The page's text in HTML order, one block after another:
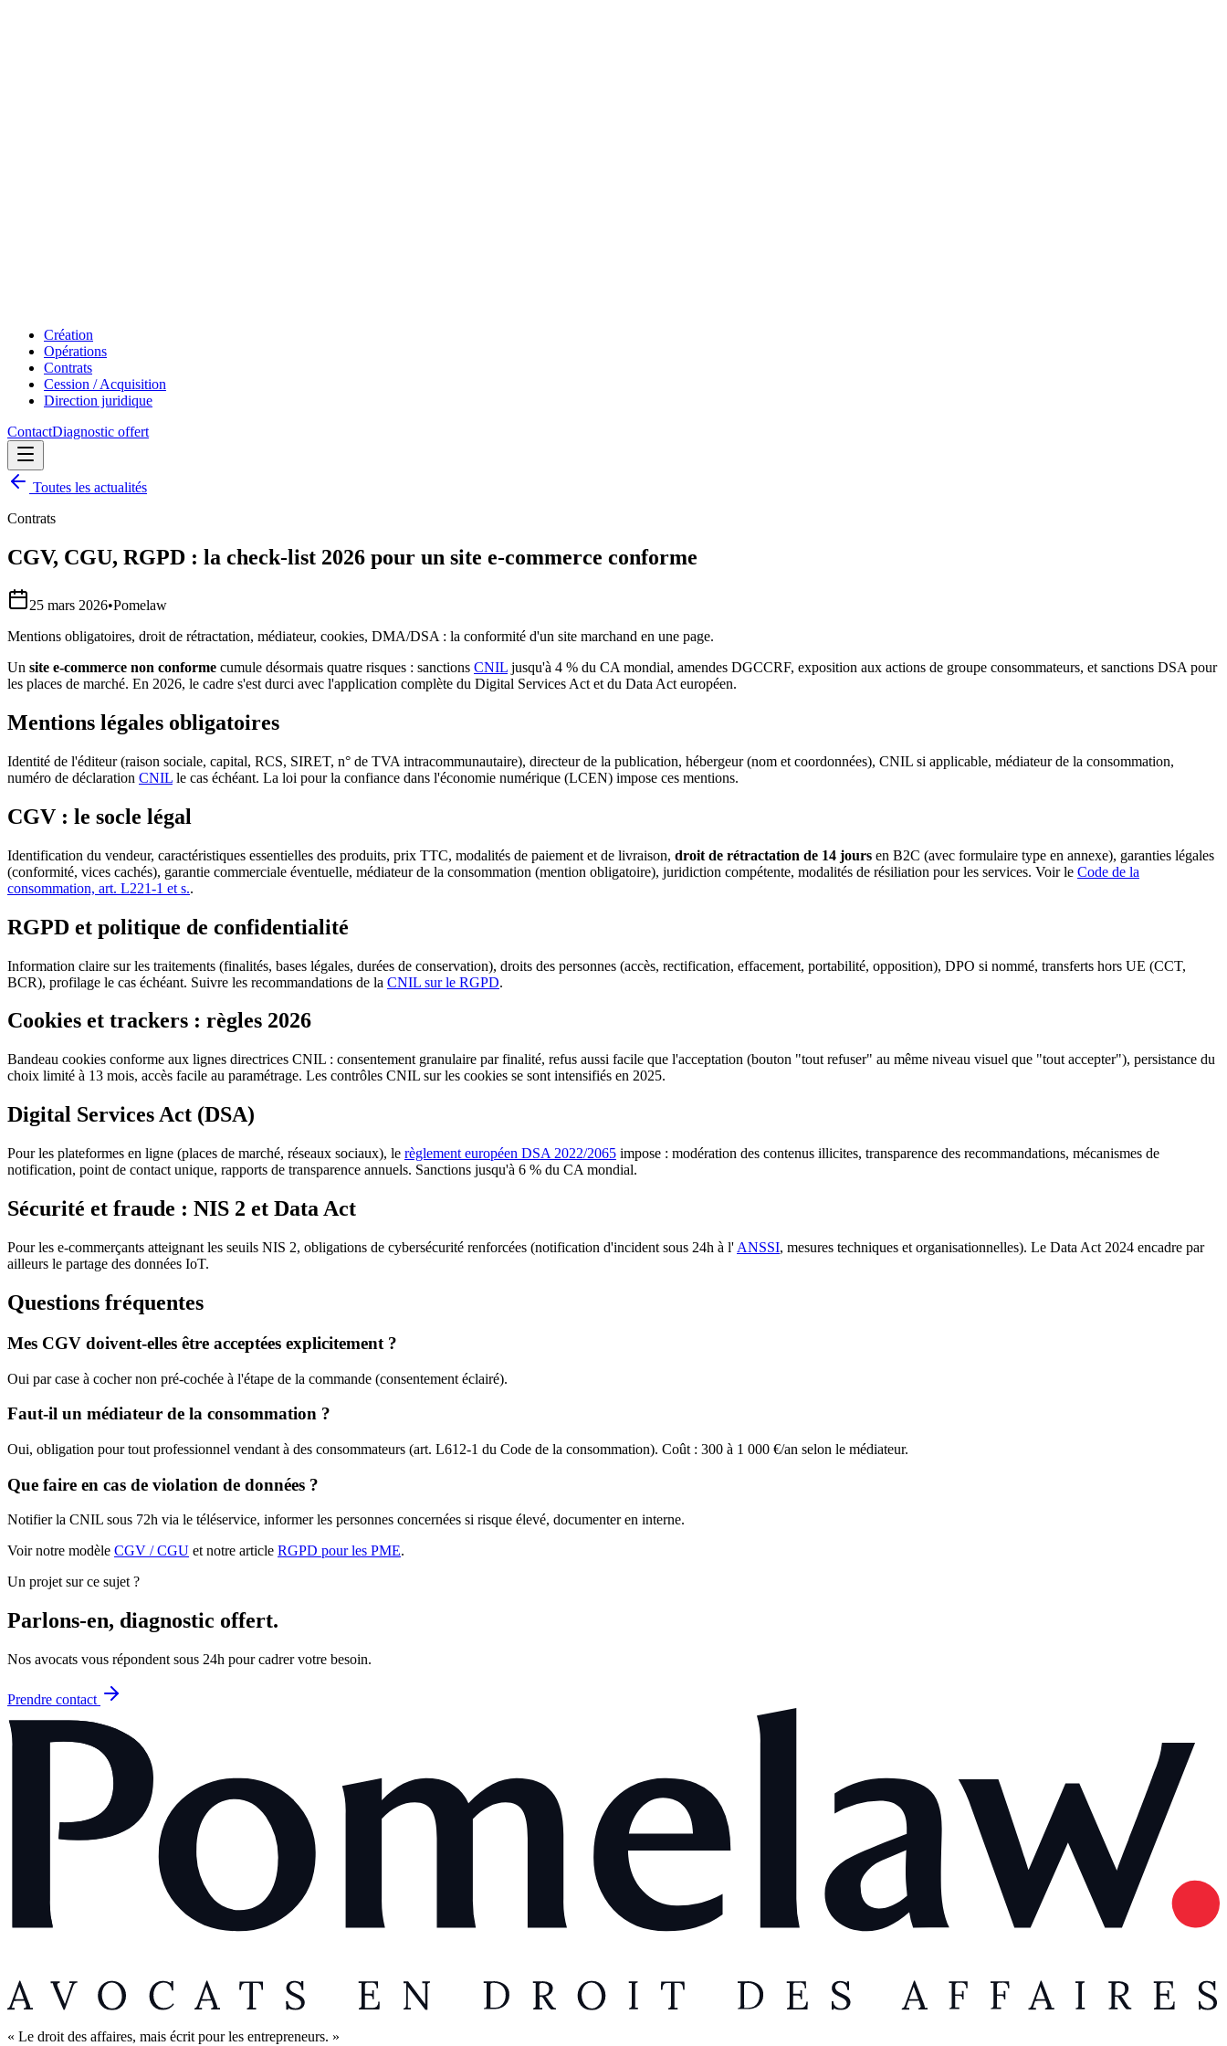
Création
Opérations
Contrats
Cession / Acquisition
Direction juridique
ContactDiagnostic offert
Toutes les actualités
Contrats
CGV, CGU, RGPD : la check-list 2026 pour un site e-commerce conforme
25 mars 2026•Pomelaw
Mentions obligatoires, droit de rétractation, médiateur, cookies, DMA/DSA : la conformité d'un site marchand en une page.
Un site e-commerce non conforme cumule désormais quatre risques : sanctions CNIL jusqu'à 4 % du CA mondial, amendes DGCCRF, exposition aux actions de groupe consommateurs, et sanctions DSA pour
les places de marché. En 2026, le cadre s'est durci avec l'application complète du Digital Services Act et du Data Act européen.
Mentions légales obligatoires
Identité de l'éditeur (raison sociale, capital, RCS, SIRET, n° de TVA intracommunautaire), directeur de la publication, hébergeur (nom et coordonnées), CNIL si applicable, médiateur de la consommation,
numéro de déclaration CNIL le cas échéant. La loi pour la confiance dans l'économie numérique (LCEN) impose ces mentions.
CGV : le socle légal
Identification du vendeur, caractéristiques essentielles des produits, prix TTC, modalités de paiement et de livraison, droit de rétractation de 14 jours en B2C (avec formulaire type en annexe), garanties légales
(conformité, vices cachés), garantie commerciale éventuelle, médiateur de la consommation (mention obligatoire), juridiction compétente, modalités de résiliation pour les services. Voir le Code de la
consommation, art. L221-1 et s..
RGPD et politique de confidentialité
Information claire sur les traitements (finalités, bases légales, durées de conservation), droits des personnes (accès, rectification, effacement, portabilité, opposition), DPO si nommé, transferts hors UE (CCT,
BCR), profilage le cas échéant. Suivre les recommandations de la CNIL sur le RGPD.
Cookies et trackers : règles 2026
Bandeau cookies conforme aux lignes directrices CNIL : consentement granulaire par finalité, refus aussi facile que l'acceptation (bouton "tout refuser" au même niveau visuel que "tout accepter"), persistance du
choix limité à 13 mois, accès facile au paramétrage. Les contrôles CNIL sur les cookies se sont intensifiés en 2025.
Digital Services Act (DSA)
Pour les plateformes en ligne (places de marché, réseaux sociaux), le règlement européen DSA 2022/2065 impose : modération des contenus illicites, transparence des recommandations, mécanismes de
notification, point de contact unique, rapports de transparence annuels. Sanctions jusqu'à 6 % du CA mondial.
Sécurité et fraude : NIS 2 et Data Act
Pour les e-commerçants atteignant les seuils NIS 2, obligations de cybersécurité renforcées (notification d'incident sous 24h à l' ANSSI, mesures techniques et organisationnelles). Le Data Act 2024 encadre par
ailleurs le partage des données IoT.
Questions fréquentes
Mes CGV doivent-elles être acceptées explicitement ?
Oui par case à cocher non pré-cochée à l'étape de la commande (consentement éclairé).
Faut-il un médiateur de la consommation ?
Oui, obligation pour tout professionnel vendant à des consommateurs (art. L612-1 du Code de la consommation). Coût : 300 à 1 000 €/an selon le médiateur.
Que faire en cas de violation de données ?
Notifier la CNIL sous 72h via le téléservice, informer les personnes concernées si risque élevé, documenter en interne.
Voir notre modèle CGV / CGU et notre article RGPD pour les PME.
Un projet sur ce sujet ?
Parlons-en, diagnostic offert.
Nos avocats vous répondent sous 24h pour cadrer votre besoin.
Prendre contact
« Le droit des affaires, mais écrit pour les entrepreneurs. »